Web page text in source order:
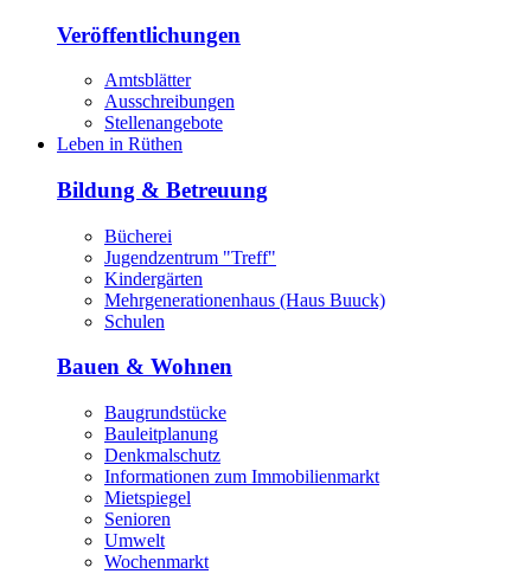
Veröffentlichungen
Amtsblätter
Ausschreibungen
Stellenangebote
Leben in Rüthen
Bildung & Betreuung
Bücherei
Jugendzentrum "Treff"
Kindergärten
Mehrgenerationenhaus (Haus Buuck)
Schulen
Bauen & Wohnen
Baugrundstücke
Bauleitplanung
Denkmalschutz
Informationen zum Immobilienmarkt
Mietspiegel
Senioren
Umwelt
Wochenmarkt